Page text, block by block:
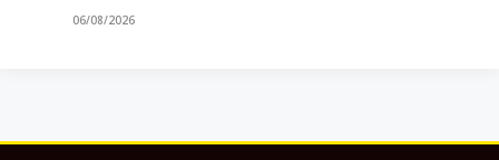
06/08/2026